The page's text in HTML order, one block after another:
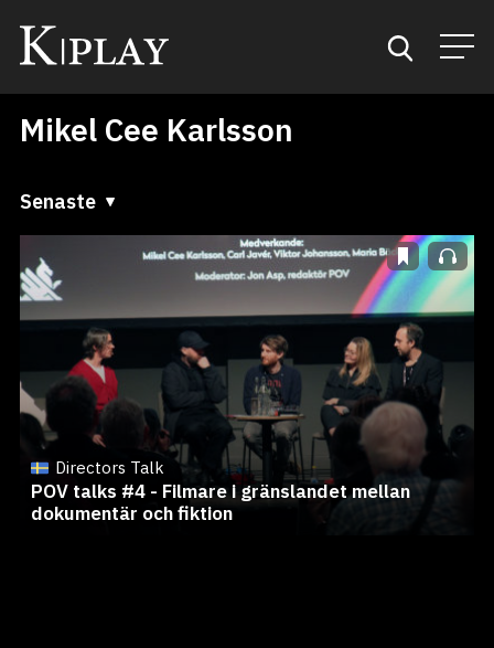
Start
Sök
Kategorier
Mina favoriter
Mikel Cee Karlsson
Senaste
Senaste
A till Ö
Directors Talk
POV talks #4 - Filmare i gränslandet mellan
dokumentär och fiktion